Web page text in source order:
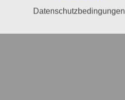
Datenschutzbedingungen